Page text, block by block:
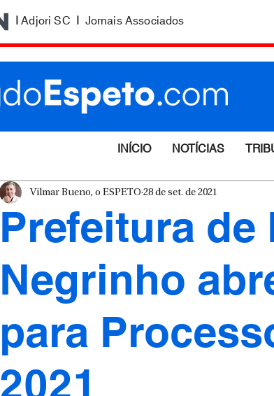
|Adjori SC | Jornais Associados
INÍCIO NOTÍCIAS
Prefeitura de
Negrinho
para
Vilmar Bueno, o ESPETO 28 de set. de 2021